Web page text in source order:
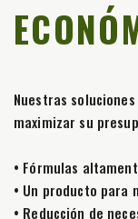
Nuestras
maximizar su
• Fórmulas
• Un producto para
• Reducción de